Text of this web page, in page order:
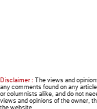
Disclaimer : The views and
any comments found on any
or columnists alike, and do not
views and opinions of the owner,